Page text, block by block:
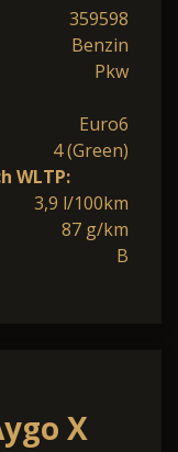
359598
Benzin
Pkw
Euro6
4 (Green)
WLTP:
3,9 l/100km
87 g/km
B
X